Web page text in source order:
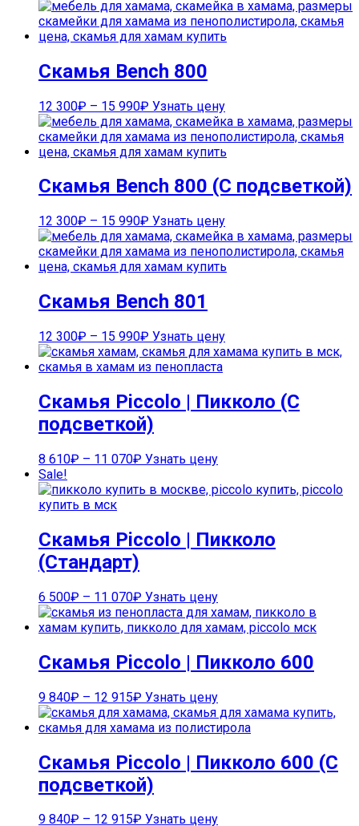
Скамья Bench 800
12 300₽ – 15 990₽ Узнать цену
Скамья Bench 800 (С подсветкой)
12 300₽ – 15 990₽ Узнать цену
Скамья Bench 801
12 300₽ – 15 990₽ Узнать цену
Скамья Piccolo | Пикколо (С
подсветкой)
8 610₽ – 11 070₽ Узнать цену
Sale!
Скамья Piccolo | Пикколо
(Стандарт)
6 500₽ – 11 070₽ Узнать цену
Скамья Piccolo | Пикколо 600
9 840₽ – 12 915₽ Узнать цену
Скамья Piccolo | Пикколо 600 (С
подсветкой)
9 840₽ – 12 915₽ Узнать цену